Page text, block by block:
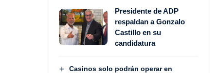
Presidente de ADP
respaldan a Gonzalo
Castillo en su
candidatura
Casinos solo podrán operar en